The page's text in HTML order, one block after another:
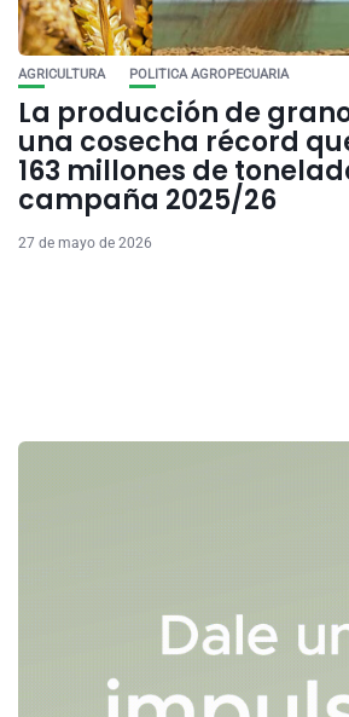
AGRICULTURA POLITICA AGROPECUARIA
La producción de
una cosecha récord
163 millones de
campaña 2025/26
27 de mayo de 2026